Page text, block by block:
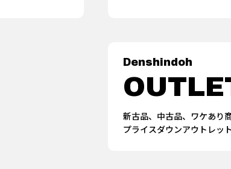
Denshindoh
新古品、中古品、ワケあり
プライスダウンアウトレッ